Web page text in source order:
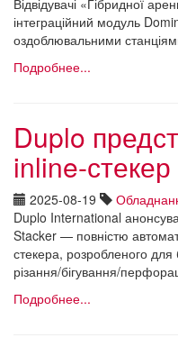
інтеграційний модуль
оздоблювальними
Подробнее...
Duplo
inline-
2025-08-19
Duplo International
Stacker — повністю
стекера, розробленого для
різання/бігування/
Подробнее...